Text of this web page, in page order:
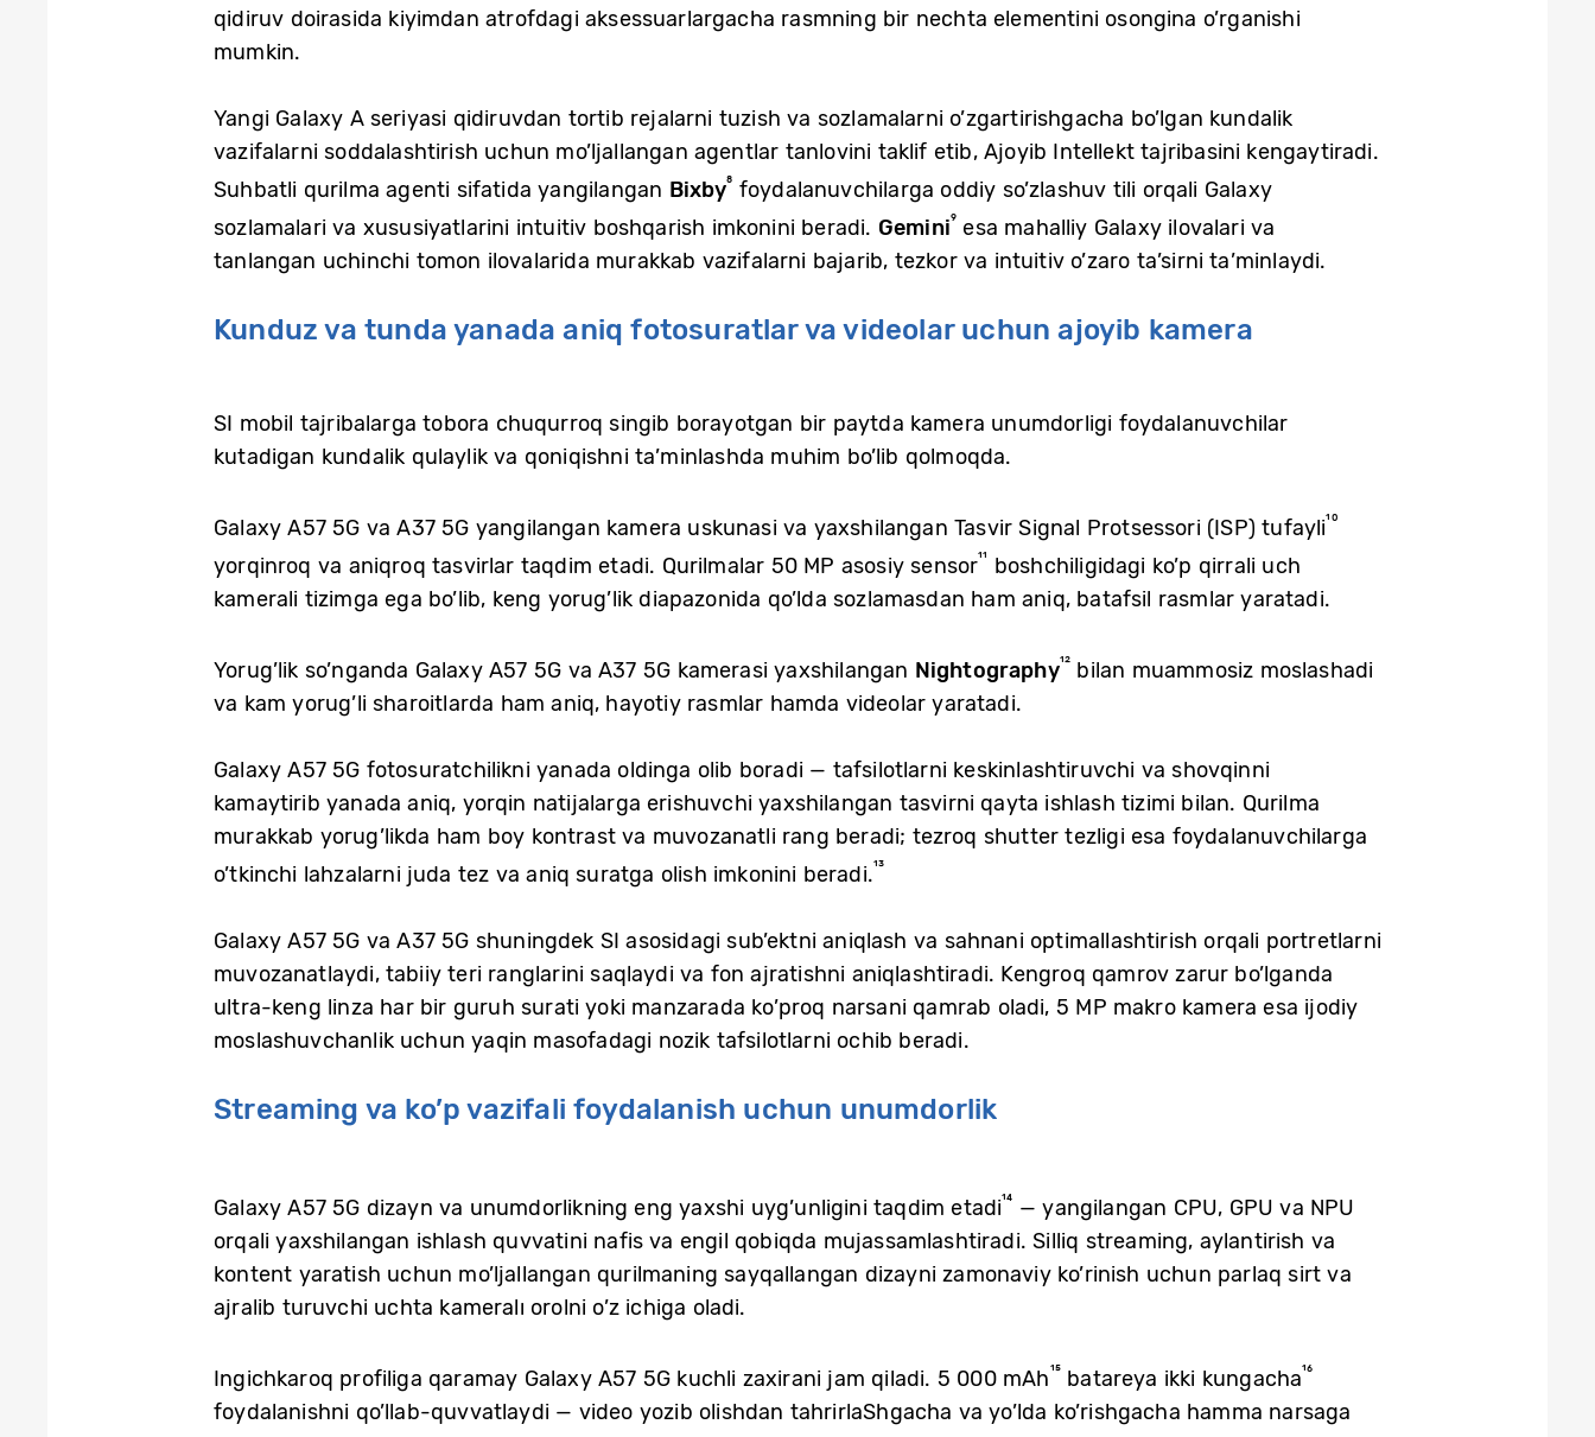
qidiruv doirasida kiyimdan atrofdagi aksessuarlargacha rasmning bir nechta elementini osongina o’rganishi
mumkin.
Yangi Galaxy A seriyasi qidiruvdan tortib rejalarni tuzish va sozlamalarni o’zgartirishgacha bo’lgan kundalik
vazifalarni soddalashtirish uchun mo’ljallangan agentlar tanlovini taklif etib, Ajoyib Intellekt tajribasini kengaytiradi.
Suhbatli qurilma agenti sifatida yangilangan Bixby⁸ foydalanuvchilarga oddiy so’zlashuv tili orqali Galaxy
sozlamalari va xususiyatlarini intuitiv boshqarish imkonini beradi. Gemini⁹ esa mahalliy Galaxy ilovalari va
tanlangan uchinchi tomon ilovalarida murakkab vazifalarni bajarib, tezkor va intuitiv o’zaro ta’sirni ta’minlaydi.
Kunduz va tunda yanada aniq fotosuratlar va videolar uchun ajoyib kamera
SI mobil tajribalarga tobora chuqurroq singib borayotgan bir paytda kamera unumdorligi foydalanuvchilar
kutadigan kundalik qulaylik va qoniqishni ta’minlashda muhim bo’lib qolmoqda.
Galaxy A57 5G va A37 5G yangilangan kamera uskunasi va yaxshilangan Tasvir Signal Protsessori (ISP) tufayli¹⁰
yorqinroq va aniqroq tasvirlar taqdim etadi. Qurilmalar 50 MP asosiy sensor¹¹ boshchiligidagi ko’p qirrali uch
kamerali tizimga ega bo’lib, keng yorug’lik diapazonida qo’lda sozlamasdan ham aniq, batafsil rasmlar yaratadi.
Yorug’lik so’nganda Galaxy A57 5G va A37 5G kamerasi yaxshilangan Nightography¹² bilan muammosiz moslashadi
va kam yorug’li sharoitlarda ham aniq, hayotiy rasmlar hamda videolar yaratadi.
Galaxy A57 5G fotosuratchilikni yanada oldinga olib boradi — tafsilotlarni keskinlashtiruvchi va shovqinni
kamaytirib yanada aniq, yorqin natijalarga erishuvchi yaxshilangan tasvirni qayta ishlash tizimi bilan. Qurilma
murakkab yorug’likda ham boy kontrast va muvozanatli rang beradi; tezroq shutter tezligi esa foydalanuvchilarga
o’tkinchi lahzalarni juda tez va aniq suratga olish imkonini beradi.¹³
Galaxy A57 5G va A37 5G shuningdek SI asosidagi sub’ektni aniqlash va sahnani optimallashtirish orqali portretlarni
muvozanatlaydi, tabiiy teri ranglarini saqlaydi va fon ajratishni aniqlashtiradi. Kengroq qamrov zarur bo’lganda
ultra-keng linza har bir guruh surati yoki manzarada ko’proq narsani qamrab oladi, 5 MP makro kamera esa ijodiy
moslashuvchanlik uchun yaqin masofadagi nozik tafsilotlarni ochib beradi.
Streaming va ko’p vazifali foydalanish uchun unumdorlik
Galaxy A57 5G dizayn va unumdorlikning eng yaxshi uyg’unligini taqdim etadi¹⁴ — yangilangan CPU, GPU va NPU
orqali yaxshilangan ishlash quvvatini nafis va engil qobiqda mujassamlashtiradi. Silliq streaming, aylantirish va
kontent yaratish uchun mo’ljallangan qurilmaning sayqallangan dizayni zamonaviy ko’rinish uchun parlaq sirt va
ajralib turuvchi uchta kameralı orolni o’z ichiga oladi.
Ingichkaroq profiliga qaramay Galaxy A57 5G kuchli zaxirani jam qiladi. 5 000 mAh¹⁵batareya ikki kungacha¹⁶
foydalanishni qo’llab-quvvatlaydi — video yozib olishdan tahrirlaShgacha va yo’lda ko’rishgacha hamma narsaga